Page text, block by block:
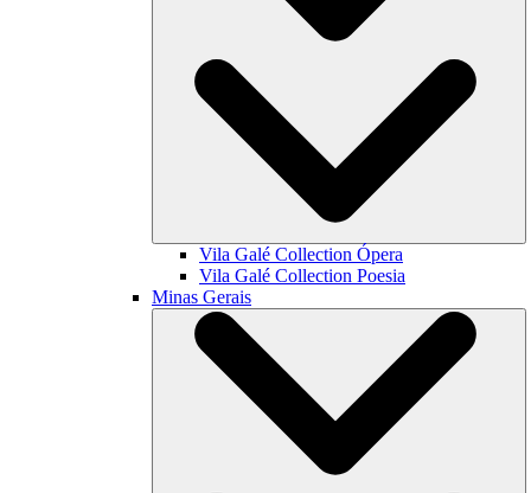
Vila Galé Collection Ópera
Vila Galé Collection Poesia
Minas Gerais